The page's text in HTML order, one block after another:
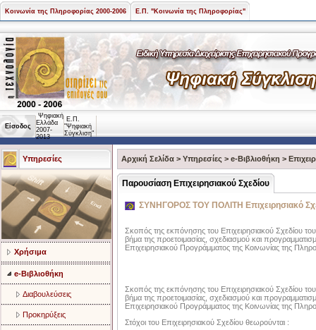
Κοινωνία της Πληροφορίας 2000-2006 Ε.Π. "Κοινωνία της Πληροφορίας"
Είσοδος
Ψηφιακή
Ελλάδα
2007-
2013
Ε.Π.
"Ψηφιακή
Σύγκλιση"
Υπηρεσίες
Χρήσιμα
e-Βιβλιοθήκη
Διαβουλεύσεις
Προκηρύξεις
Αρχική Σελίδα > Υπηρεσίες > e-Βιβλιοθήκη >
Παρουσίαση Επιχειρησιακού Σχεδίου
ΣΥΝΗΓΟΡΟΣ ΤΟΥ ΠΟΛΙΤΗ Επιχειρησιακό
Σκοπός της εκπόνησης του Επιχειρησιακού Σχεδίου
βήμα της προετοιμασίας, σχεδιασμού και
Επιχειρησιακού Προγράμματος της Κοινωνίας της
Σκοπός της εκπόνησης του Επιχειρησιακού Σχεδίου
βήμα της προετοιμασίας, σχεδιασμού και
Επιχειρησιακού Προγράμματος της Κοινωνίας της
Στόχοι του Επιχειρησιακού Σχεδίου θεωρούνται :